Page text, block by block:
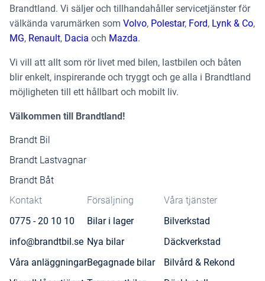
Brandtland. Vi säljer och tillhandahåller servicetjänster för
välkända varumärken som Volvo, Polestar, Ford, Lynk & Co,
MG, Renault, Dacia och Mazda.
Vi vill att allt som rör livet med bilen, lastbilen och båten
blir enkelt, inspirerande och tryggt och ge alla i Brandtland
möjligheten till ett hållbart och mobilt liv.
Välkommen till Brandtland!
Brandt Bil
Brandt Lastvagnar
Brandt Båt
Kontakt
0775 - 20 10 10
info@brandtbil.se
Våra anläggningar
Försäljning
Bilar i lager
Nya bilar
Begagnade bilar
Våra tjänster
Bilverkstad
Däckverkstad
Bilvård & Rekond